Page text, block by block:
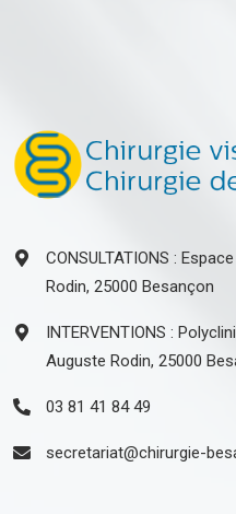
CONSULTATIONS :
Rodin, 25000 Besançon
INTERVENTIONS :
Auguste Rodin, 25000
03 81 41 84 49
secretariat@chirurgie-